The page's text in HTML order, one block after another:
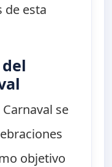
de esta
se
objetivo